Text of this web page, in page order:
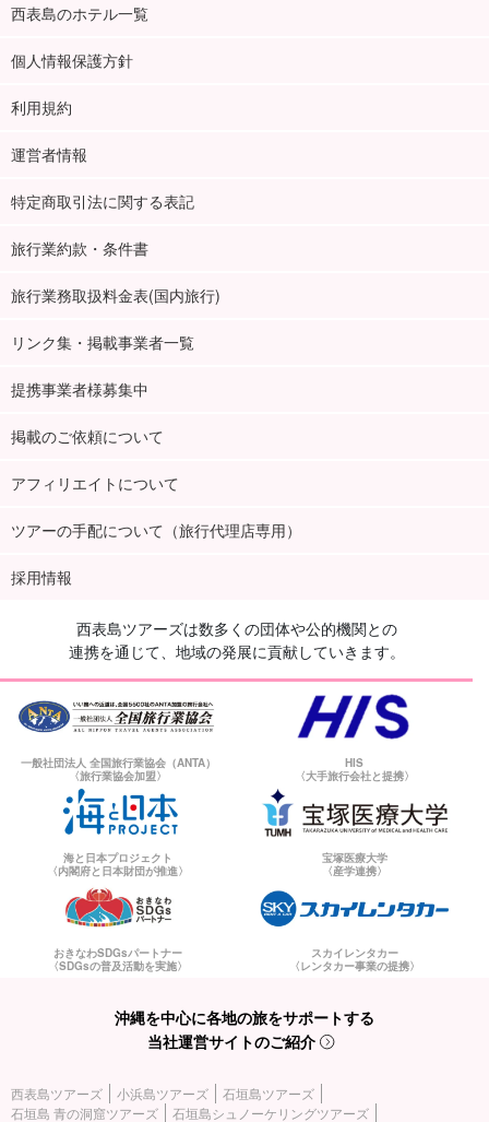
西表島のホテル一覧
個人情報保護方針
利用規約
運営者情報
特定商取引法に関する表記
旅行業約款・条件書
旅行業務取扱料金表(国内旅行)
リンク集・掲載事業者一覧
提携事業者様募集中
掲載のご依頼について
アフィリエイトについて
ツアーの手配について（旅行代理店専用）
採用情報
西表島ツアーズは数多くの団体や公的機関との
連携を通じて、地域の発展に貢献していきます。
一般社団法人 全国旅行業協会（ANTA）
〈旅行業協会加盟〉
HIS
〈大手旅行会社と提携〉
海と日本プロジェクト
〈内閣府と日本財団が推進〉
宝塚医療大学
〈産学連携〉
おきなわSDGsパートナー
〈SDGsの普及活動を実施〉
スカイレンタカー
〈レンタカー事業の提携〉
沖縄を中心に各地の旅をサポートする
当社運営サイトのご紹介
西表島ツアーズ 小浜島ツアーズ
石垣島ツアーズ
石垣島 青の洞窟ツアーズ
石垣島シュノーケリングツアーズ